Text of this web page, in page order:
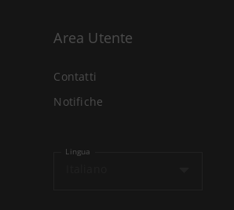
Area Utente
Contatti
Notifiche
Lingua